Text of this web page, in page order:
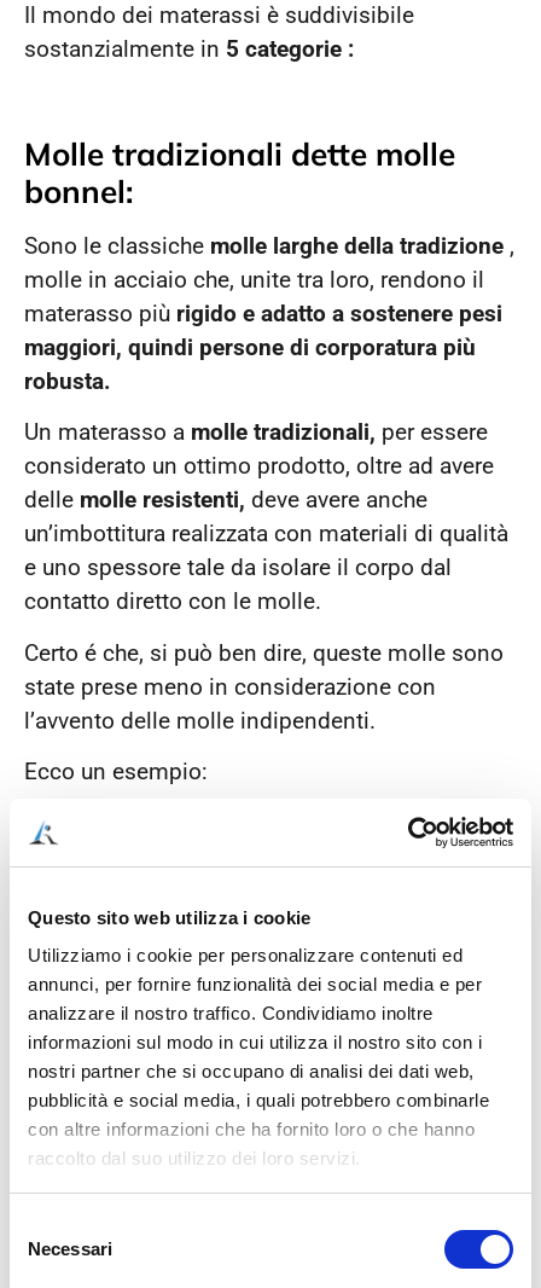
Questo sito web utilizza i cookie
Utilizziamo i cookie per personalizzare contenuti ed
annunci, per fornire funzionalità dei social media e per
analizzare il nostro traffico. Condividiamo inoltre
informazioni sul modo in cui utilizza il nostro sito con i
nostri partner che si occupano di analisi dei dati web,
pubblicità e social media, i quali potrebbero combinarle
con altre informazioni che ha fornito loro o che hanno
raccolto dal suo utilizzo dei loro servizi.
delNecessari
Il mondo dei materassi è suddivisibile
sostanzialmente in 5 categorie :
Molle tradizionali dette molle
bonnel:
Sono le classiche molle larghe della tradizione ,
molle in acciaio che, unite tra loro, rendono il
materasso più rigido e adatto a sostenere pesi
maggiori, quindi persone di corporatura più
robusta.
Un materasso a molle tradizionali, per essere
considerato un ottimo prodotto, oltre ad avere
delle molle resistenti, deve avere anche
un’imbottitura realizzata con materiali di qualità
e uno spessore tale da isolare il corpo dal
contatto diretto con le molle.
Certo é che, si può ben dire, queste molle sono
state prese meno in considerazione con
l’avvento delle molle indipendenti.
Ecco un esempio:
Se ti interessa questo tipo di materasso, lo trovi
qui:https://www.materassostore.it/it/vendita-
materassi-lattice/prodotti/molle-tradizionali-
1522/materasso-molle-trad-542-standard-
24321
Molle indipendenti dette anche